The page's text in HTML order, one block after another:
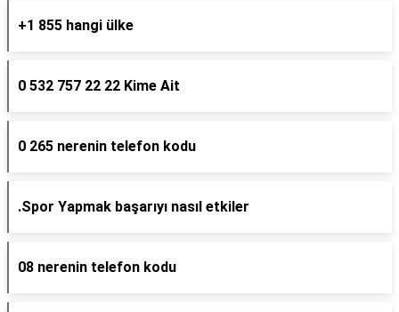
+1 855 hangi ülke
0 532 757 22 22 Kime Ait
0 265 nerenin telefon kodu
.Spor Yapmak başarıyı nasıl etkiler
08 nerenin telefon kodu